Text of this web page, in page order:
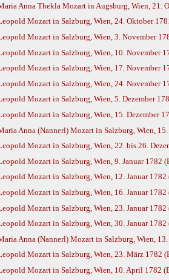
Anna Thekla Mozart in Augsburg, Wien, 21.
Mozart in Salzburg, Wien, 24. Oktober
Mozart in Salzburg, Wien, 3. November
Mozart in Salzburg, Wien, 10. November
Mozart in Salzburg, Wien, 17. November
Mozart in Salzburg, Wien, 24. November
Mozart in Salzburg, Wien, 5. Dezember
Mozart in Salzburg, Wien, 15. Dezember
Anna (Nannerl) Mozart in Salzburg, Wien,
Mozart in Salzburg, Wien, 22. bis 26.
Mozart in Salzburg, Wien, 9. Januar 1782
Mozart in Salzburg, Wien, 12. Januar 1782
Mozart in Salzburg, Wien, 16. Januar 1782
Mozart in Salzburg, Wien, 23. Januar 1782
Mozart in Salzburg, Wien, 30. Januar 1782
Anna (Nannerl) Mozart in Salzburg, Wien,
Mozart in Salzburg, Wien, 23. März 1782
Mozart in Salzburg, Wien, 10. April 1782